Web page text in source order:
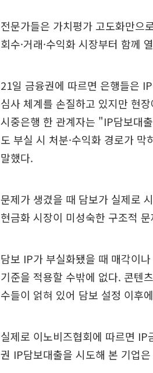
전문가들은 가치평가 고도화만으
회수·거래·수익화 시장부터 함께
21일 금융권에 따르면 은행들은
심사 체계를 손질하고 있지만 현
시중은행 한 관계자는 "IP담보대
도 부실 시 처분·수익화 경로가
말했다.
문제가 생겼을 때 담보가 실제로
현금화 시장이 미성숙한 구조적
담보 IP가 부실화됐을 때 매각이
기준을 적용할 수밖에 없다. 콘텐
수들이 얽혀 있어 담보 설정 이후
실제로 이노비즈협회에 따르면
권 IP담보대출을 시도해 본 기업